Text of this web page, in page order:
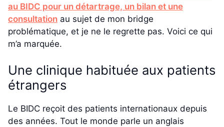
au BIDC pour un détartrage, un bilan et une
consultation au sujet de mon bridge
problématique, et je ne le regrette pas. Voici ce qui
m’a marquée.
Une clinique habituée aux patients
étrangers
Le BIDC reçoit des patients internationaux depuis
des années. Tout le monde parle un anglais